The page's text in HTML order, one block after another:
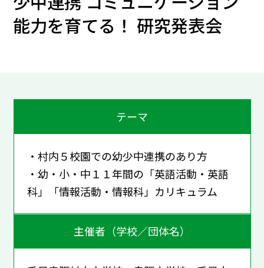
能力を育てる！ 研究発表会
テーマ
・村内５校園での幼少中連携のあり方
・幼・小・中１１年間の「英語活動・英語
科」「情報活動・情報科」カリキュラム
主催者（学校／団体名）